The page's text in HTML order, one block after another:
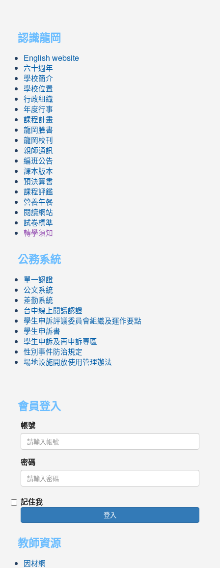
認識龍岡
English website
六十週年
學校簡介
學校位置
行政組織
年度行事
課程計畫
龍岡臉書
龍岡校刊
親師通訊
編班公告
課本版本
預決算書
課程評鑑
營養午餐
閱讀網站
試卷標準
轉學須知
公務系統
單一認證
公文系統
差勤系統
台中線上閱讀認證
學生申訴評議委員會組織及運作要點
學生申訴書
學生申訴及再申訴專區
性別事件防治規定
場地設施開放使用管理辦法
會員登入
帳號
密碼
記住我
登入
教師資源
因材網